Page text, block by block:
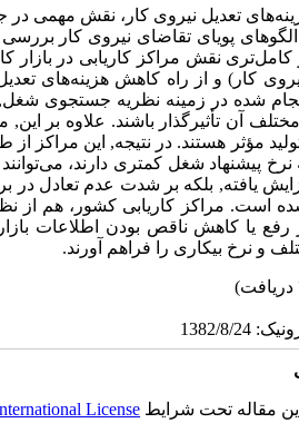
تعدیل نیروی کار، نقش مهمی
الگوهای پویای تقاضای نیروی کار
نقش مراکز کاریابی در بازار
کار) و از راه کاهش هزینه‌های
شده در زمینه نظریه جستجوی
آن تأثیرگذار باشند. علاوه بر
مؤثر هستند. در نتیجه, این مراکز
پیشنهاد شغل کمتری دارند،
یافته, بلکه بر شدت عدم تعادل در
است. مراکز کاریابی کشور، هم از
رفع یا کاهش ناقص بودن اطلاعات
و نرخ بیکاری را فراهم آورند.
این مقاله تحت شرایط License